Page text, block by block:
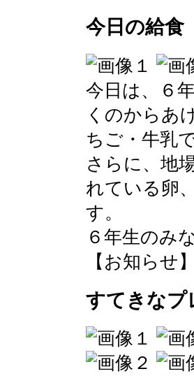
今日の給食
今日は、６
くのからあ
ちご・牛乳で
さらに、地
れている卵
す。
６年生のみ
【お知らせ
すてきなプ